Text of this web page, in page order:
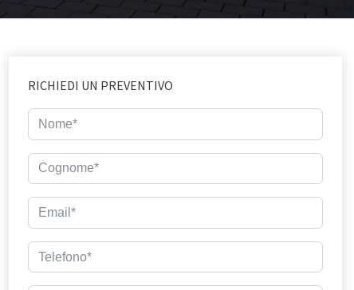
RICHIEDI UN PREVENTIVO